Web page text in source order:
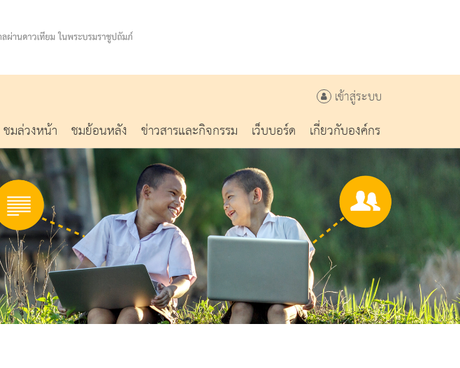
เข้าสู่ระบบ
ชมล่วงหน้า ชมย้อนหลัง ข่าวสารและกิจกรรม เว็บบอร์ด เกี่ยวกับองค์กร